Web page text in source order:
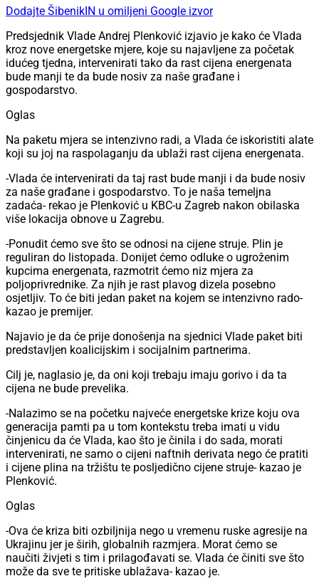
Dodajte ŠibenikIN u omiljeni Google izvor
Predsjednik Vlade Andrej Plenković izjavio je kako će Vlada
kroz nove energetske mjere, koje su najavljene za početak
idućeg tjedna, intervenirati tako da rast cijena energenata
bude manji te da bude nosiv za naše građane i
gospodarstvo.
Oglas
Na paketu mjera se intenzivno radi, a Vlada će iskoristiti alate
koji su joj na raspolaganju da ublaži rast cijena energenata.
-Vlada će intervenirati da taj rast bude manji i da bude nosiv
za naše građane i gospodarstvo. To je naša temeljna
zadaća- rekao je Plenković u KBC-u Zagreb nakon obilaska
više lokacija obnove u Zagrebu.
-Ponudit ćemo sve što se odnosi na cijene struje. Plin je
reguliran do listopada. Donijet ćemo odluke o ugroženim
kupcima energenata, razmotrit ćemo niz mjera za
poljoprivrednike. Za njih je rast plavog dizela posebno
osjetljiv. To će biti jedan paket na kojem se intenzivno rado-
kazao je premijer.
Najavio je da će prije donošenja na sjednici Vlade paket biti
predstavljen koalicijskim i socijalnim partnerima.
Cilj je, naglasio je, da oni koji trebaju imaju gorivo i da ta
cijena ne bude prevelika.
-Nalazimo se na početku najveće energetske krize koju ova
generacija pamti pa u tom kontekstu treba imati u vidu
činjenicu da će Vlada, kao što je činila i do sada, morati
intervenirati, ne samo o cijeni naftnih derivata nego će pratiti
i cijene plina na tržištu te posljedično cijene struje- kazao je
Plenković.
Oglas
-Ova će kriza biti ozbiljnija nego u vremenu ruske agresije na
Ukrajinu jer je širih, globalnih razmjera. Morat ćemo se
naučiti živjeti s tim i prilagođavati se. Vlada će činiti sve što
može da sve te pritiske ublažava- kazao je.